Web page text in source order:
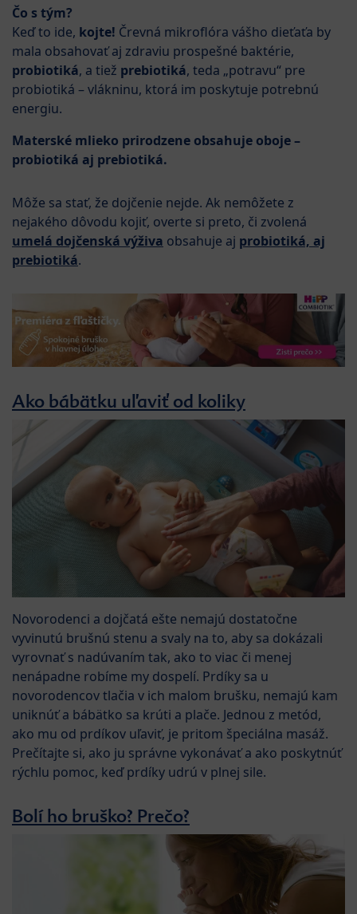
Čo s tým?
Keď to ide, kojte! Črevná mikroflóra vášho dieťaťa by
mala obsahovať aj zdraviu prospešné baktérie,
probiotiká, a tiež prebiotiká, teda „potravu“ pre
probiotiká – vlákninu, ktorá im poskytuje potrebnú
energiu.
Materské mlieko prirodzene obsahuje oboje –
probiotiká aj prebiotiká.
Môže sa stať, že dojčenie nejde. Ak nemôžete z
nejakého dôvodu kojiť, overte si preto, či zvolená
umelá dojčenská výživa obsahuje aj probiotiká, aj
prebiotiká.
Ako bábätku uľaviť od koliky
Novorodenci a dojčatá ešte nemajú dostatočne
vyvinutú brušnú stenu a svaly na to, aby sa dokázali
vyrovnať s nadúvaním tak, ako to viac či menej
nenápadne robíme my dospelí. Prdíky sa u
novorodencov tlačia v ich malom brušku, nemajú kam
uniknúť a bábätko sa krúti a plače. Jednou z metód,
ako mu od prdíkov uľaviť, je pritom špeciálna masáž.
Prečítajte si, ako ju správne vykonávať a ako poskytnúť
rýchlu pomoc, keď prdíky udrú v plnej sile.
Bolí ho bruško? Prečo?